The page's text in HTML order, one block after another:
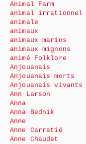
Animal Farm
animal irrationnel
animale
animaux
animaux marins
animaux mignons
animé Folklore
Anjouanais
Anjouanais morts
Anjouanais vivants
Ann Larson
Anna
Anna Bednik
Anne
Anne Carratié
Anne Chaudet